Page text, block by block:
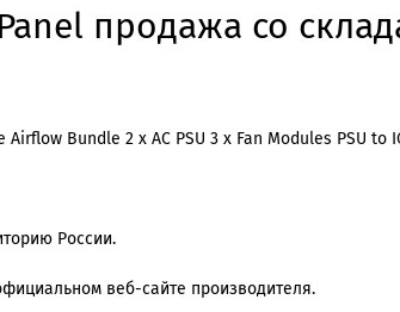
продажа со
Bundle 2 x AC PSU 3 x Fan Modules PSU
России.
веб-сайте производителя.